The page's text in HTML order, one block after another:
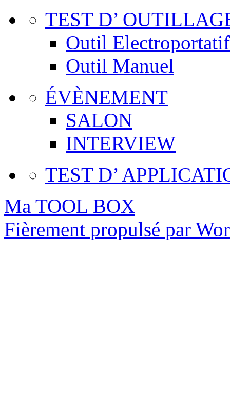
TEST D’
Outil Electroportatif
Outil Manuel
ÉVÈNEMENT
SALON
INTERVIEW
TEST D’
Ma TOOL BOX
Fièrement propulsé par